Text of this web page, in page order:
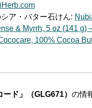
ア・バター石けん:
& Myrrh, 5 oz (141 g)
100% Cocoa
ド」（GLG671） の情